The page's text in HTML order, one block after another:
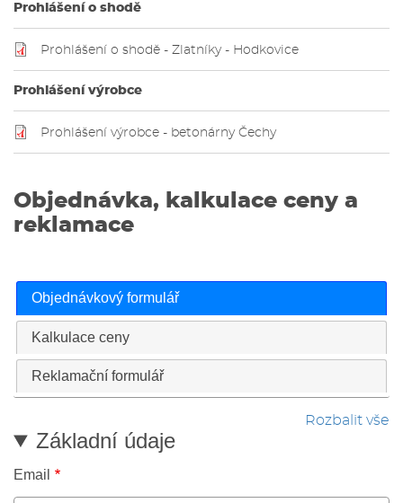
Prohlášení o shodě
Prohlášení o shodě - Zlatníky - Hodkovice
Prohlášení výrobce
Prohlášení výrobce - betonárny Čechy
Objednávka, kalkulace ceny a
reklamace
Objednávkový formulář
Kalkulace ceny
Reklamační formulář
Rozbalit vše
Základní údaje
Email